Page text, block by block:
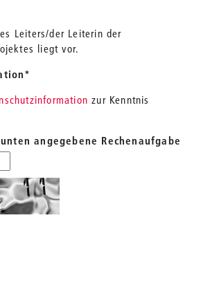
Leiters/der Leiterin der
liegt vor.
*
zur Kenntnis
angegebene Rechenaufgabe